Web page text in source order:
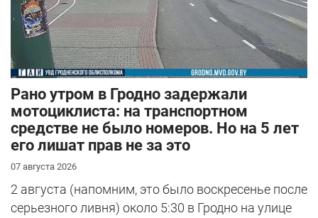
Рано утром в Гродно задержали
мотоциклиста: на транспортном
средстве не было номеров. Но на 5 лет
его лишат прав не за это
07 августа 2026
2 августа (напомним, это было воскресенье после
серьезного ливня) около 5:30 в Гродно на улице